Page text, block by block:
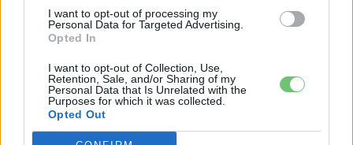
I want to opt-out of processing my
Personal Data for Targeted Advertising.
Opted In
I want to opt-out of Collection, Use,
Retention, Sale, and/or Sharing of my
Personal Data that Is Unrelated with the
Purposes for which it was collected.
Opted Out
Elektromos
amit nem láttak — megkezdődött a
Škoda Peaq gyártása
Elektromos
97,6 százalékon áll Norvégia
villanyautó-aránya – közben
átrendeződött a márkák sorrendje